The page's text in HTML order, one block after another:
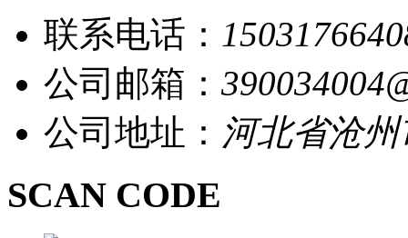
联系电话：
公司邮箱：
公司地址： 河北省沧
SCAN CODE